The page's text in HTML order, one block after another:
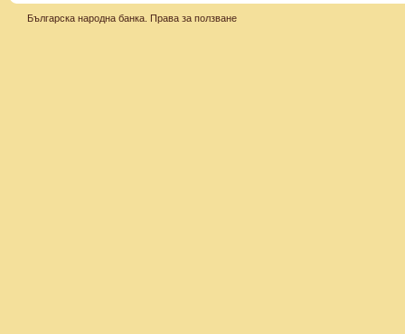
Българска народна банка. Права за ползване